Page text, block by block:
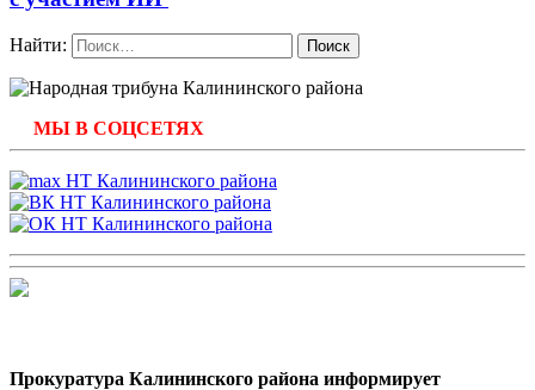
Найти:
МЫ В СОЦСЕТЯХ
Прокуратура Калининского района информирует